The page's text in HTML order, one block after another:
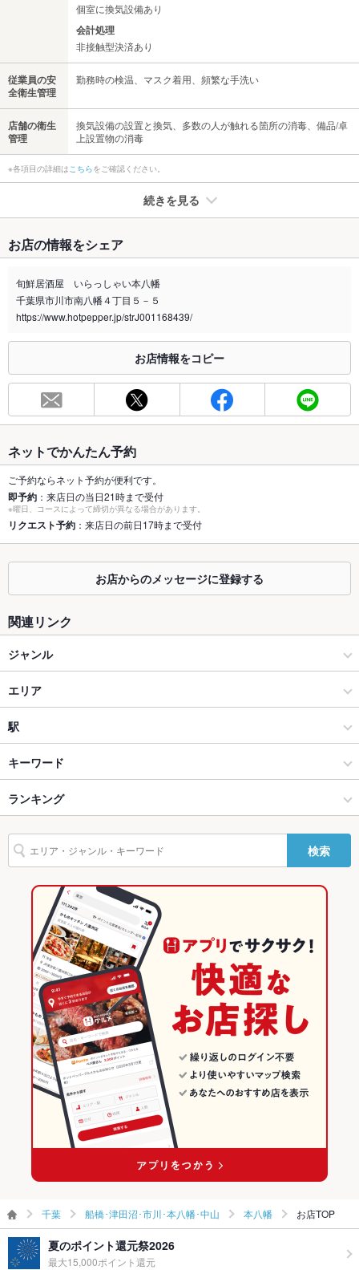
個室に換気設備あり
会計処理
非接触型決済あり
従業員の安
全衛生管理
勤務時の検温、マスク着用、頻繁な手洗い
店舗の衛生
管理
換気設備の設置と換気、多数の人が触れる箇所の消毒、備品/卓
上設置物の消毒
※各項目の詳細は こちらをご確認ください。
続きを見る
禁煙・喫煙 全席禁煙
喫煙専用室 あり
※2020年4月1日～受動喫煙対策に関する法律が施行されています。正しい情報はお店へお問い
総席数 88席(大人数対応可能！)
最大宴会収
90人(ゆっくりお食事できる掘りごたつ席等多数ご用意しており
個室 あり ：広々とした空間でゆっくり特別なひと時を！
座敷
あり ：友人同士、ご家族、会社宴会等各種ご宴会、飲み会にぜ
ひ。
掘りごたつ
あり ：足を伸ばせる掘りごたつ席は宴会にもぴったり！子供連
カウンター あり ：お一人様でも気軽に行きたくなるカウンター席あり！
ソファー
材をご堪能あれ♪
テラス席 なし ：期間限定でテラス席での開放的な飲み会をぜひ！
設備
Wi-Fi
バリアフリ
ー
駐車場
なし ：駐車場はございません。公共交通機関などをご利用くだ
さい
英語メニュ
あり
その他設備 不明な点がございましたらお問い合わせください
その他
飲み放題
あり ：生ビール付き120分飲み放題1650円～ご用意！3～4杯以
上飲むなら【飲放】がお得♪
食べ放題
なし ：食べ放題はございません。新鮮な味覚を愉しめる各種コ
ース3000円(税抜)からご用意！
カクテル充実、焼酎充実、日本酒充実
お子様連れ歓迎 ：お子様と一緒にお食事OK！
二次会コースもご用意できます。
プライズ対
応
備考 －
お店の情報をシェア
旬鮮居酒屋 いらっしゃい本八幡
千葉県市川市南八幡４丁目５－５
https://www.hotpepper.jp/strJ001168439/
お店情報をコピー
ネットでかんたん予約
ご予約ならネット予約が便利です。
即予約 ：来店日の当日21時まで受付
※曜日、コースによって締切が異なる場合があります。
リクエスト予約 ：来店日の前日17時まで受付
お店からのメッセージに登録する
関連リンク
ジャンル
居酒屋
和風
海鮮
船橋･津田沼･市川･本八幡･中山 × 居酒屋
船橋･津田沼･市川･本八幡･中山 × 和風
船橋･津田沼･市川･本八幡･中山 × 海鮮
本八幡駅 × 居酒屋
本八幡駅 × 和風
本八幡駅 × 海鮮
エリア
本八幡
本八幡 × 居酒屋
本八幡 × 和風
本八幡 × 海鮮
千葉
千葉 × 居酒屋
千葉 × 和風
千葉 × 海鮮
駅
本八幡駅
キーワード
からあげ
ランキング
千葉のグルメランキング
千葉の居酒屋ランキング
船橋･津田沼･市川･本八幡･中山のグルメランキング
船橋･津田沼･市川･本八幡･中山の居酒屋ランキング
本八幡のグルメランキング
本八幡の居酒屋ランキング
検索
千葉 船橋･津田沼･市川･本八幡･中山 本八幡 お店TOP
夏のポイント還元祭2026
最大15,000ポイント還元